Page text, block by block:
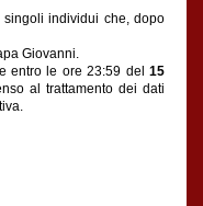
individui che, dopo
Giovanni.
e entro le ore 23:59 del15
al trattamento dei dati